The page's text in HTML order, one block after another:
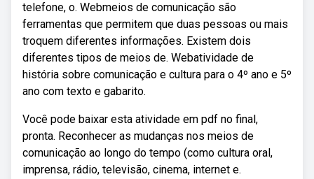
telefone, o. Webmeios de comunicação são
ferramentas que permitem que duas pessoas ou mais
troquem diferentes informações. Existem dois
diferentes tipos de meios de. Webatividade de
história sobre comunicação e cultura para o 4º ano e 5º
ano com texto e gabarito.
Você pode baixar esta atividade em pdf no final,
pronta. Reconhecer as mudanças nos meios de
comunicação ao longo do tempo (como cultura oral,
imprensa, rádio, televisão, cinema, internet e.